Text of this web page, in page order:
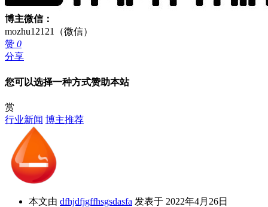
博主微信：
mozhu12121（微信）
赞 0
分享
您可以选择一种方式赞助本站
赏
行业新闻 博主推荐
本文由 dfhjdfjgffhsgsdasfa 发表于 2022年4月26日